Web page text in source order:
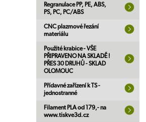
Regranulace PP, PE, ABS,
PS, PC, PC/ABS
CNC plazmové řezání
materiálu
Použité krabice - VŠE
PŘIPRAVENO NA SKLADĚ !
PŘES 30 DRUHŮ - SKLAD
OLOMOUC
Přídavné zařízení k TS -
jednostranné
Filament PLA od 179,- na
www.tiskve3d.cz